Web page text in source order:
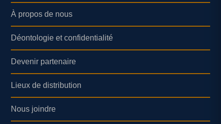
À propos de nous
Déontologie et confidentialité
Devenir partenaire
Lieux de distribution
Nous joindre